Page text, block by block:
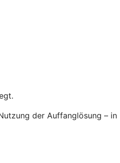
der Auffanglösung – in